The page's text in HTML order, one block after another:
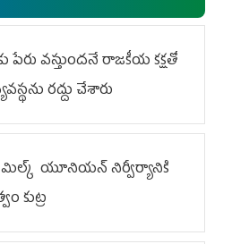
పేరు వస్తుందనే రాజకీయ కక్షతో
రద్దు చేశారు
మిల్క్‌ యూనియన్‌ నిర్వీర్యానికి
కుట్ర